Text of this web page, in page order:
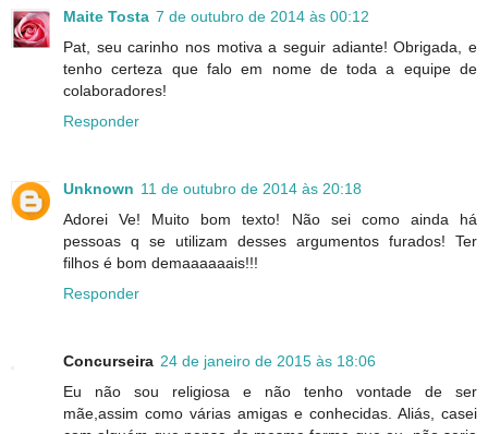
Maite Tosta 7 de outubro de 2014 às 00:12
Pat, seu carinho nos motiva a seguir adiante! Obrigada, e
tenho certeza que falo em nome de toda a equipe de
colaboradores!
Responder
Unknown 11 de outubro de 2014 às 20:18
Adorei Ve! Muito bom texto! Não sei como ainda há
pessoas q se utilizam desses argumentos furados! Ter
filhos é bom demaaaaaais!!!
Responder
Concurseira 24 de janeiro de 2015 às 18:06
Eu não sou religiosa e não tenho vontade de ser
mãe,assim como várias amigas e conhecidas. Aliás, casei